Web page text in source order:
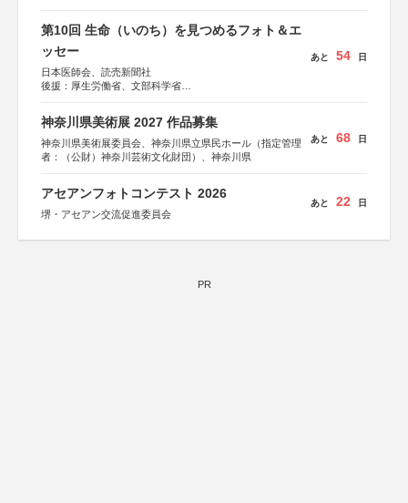
第10回 生命（いのち）を見つめるフォト＆エ
ッセー
日本医師会、読売新聞社
後援：厚生労働省、文部科学省
しん生命保険株式会社
あと 54 日
神奈川県美術展 2027 作品募集
神奈川県美術展委員会、神奈川県立県民ホール（指定管理
者：（公財）神奈川芸術文化財団）、神奈川県
あと 68 日
アセアンフォトコンテスト 2026
堺・アセアン交流促進委員会
あと 22 日
PR